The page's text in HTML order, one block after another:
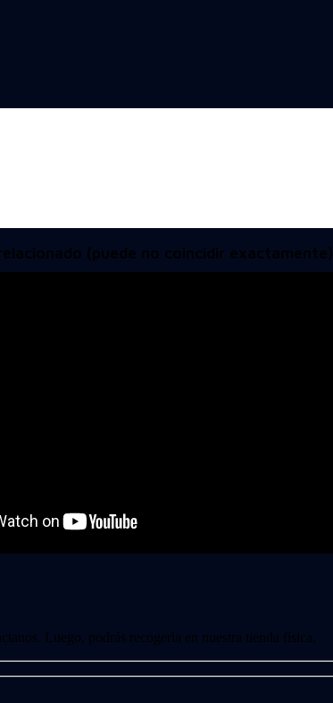
(puede no coincidir exactamente)
Luego, podrás recogerla en nuestra tienda física.